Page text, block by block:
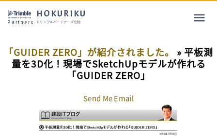
Partners
HOKURIKU
トリンブルパートナーズ北陸
「GUIDER ZERO」が紹介されました。
» 平板測
量を3D化！現場でSketchUpモデルが作れる
「GUIDER ZERO」
Send Me Email